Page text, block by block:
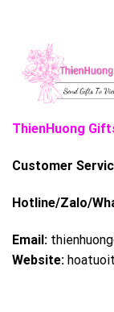
ThienHuong
Customer
Hotline/Zalo/
Email:
Website: